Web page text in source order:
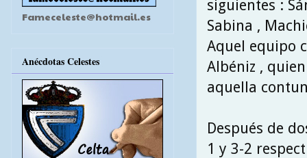
siguientes :
Sabina ,
Aquel equipo
Albéniz ,
aquella
Después de
1 y 3-2
Fameceleste@hotmail.es
Anécdotas Celestes